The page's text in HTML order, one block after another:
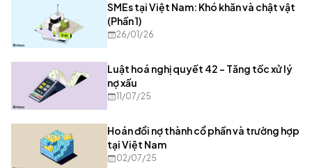
SMEs tại Việt Nam: Khó khăn và chật vật
(Phần 1)
26/01/26
Luật hoá nghị quyết 42 – Tăng tốc xử lý
nợ xấu
11/07/25
Hoán đổi nợ thành cổ phần và trường hợp
tại Việt Nam
02/07/25